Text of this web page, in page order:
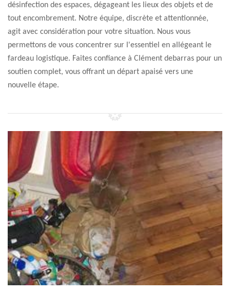
désinfection des espaces, dégageant les lieux des objets et de
tout encombrement. Notre équipe, discrète et attentionnée,
agit avec considération pour votre situation. Nous vous
permettons de vous concentrer sur l'essentiel en allégeant le
fardeau logistique. Faites confiance à Clément debarras pour un
soutien complet, vous offrant un départ apaisé vers une
nouvelle étape.